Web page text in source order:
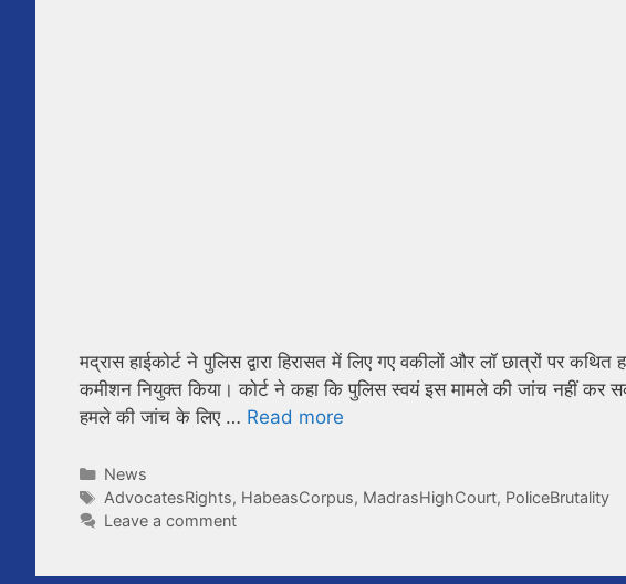
मद्रास हाईकोर्ट ने पुलिस द्वारा हिरासत में लिए गए वकीलों और लॉ छात्रों पर
कमीशन नियुक्त किया। कोर्ट ने कहा कि पुलिस स्वयं इस मामले की जांच नहीं कर
हमले की जांच के लिए … Read more
Categories
News
Tags
AdvocatesRights, HabeasCorpus, MadrasHighCourt, PoliceBrutality
Leave a comment